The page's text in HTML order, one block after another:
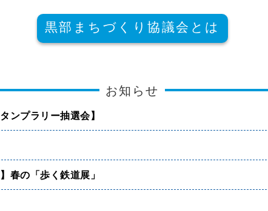
黒部まちづくり協議会とは
お知らせ
プラリー抽選会】
の「歩く鉄道展」